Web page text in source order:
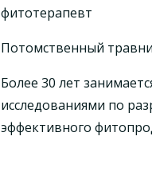
фитотерапевт
Потомственный
Более 30 лет
исследованиями по
эффективного